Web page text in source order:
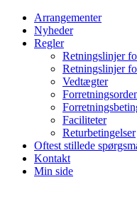
Arrangementer
Nyheder
Regler
Retningslinjer
Retningslinjer
Vedtægter
Faciliteter
Returbetingelser
Oftest stillede
Kontakt
Min side